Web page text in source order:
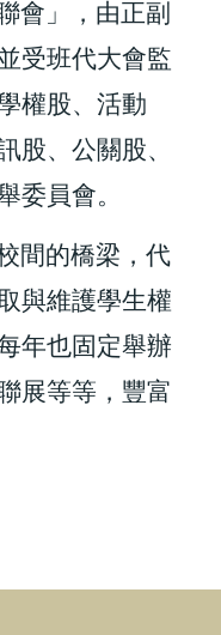
會」，由正副
受班代大會監
權股、活動
股、公關股、
委員會。
間的橋梁，代
與維護學生權
年也固定舉辦
展等等，豐富